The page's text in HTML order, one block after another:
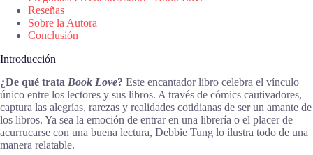
Reseñas
Sobre la Autora
Conclusión
Introducción
¿De qué trata Book Love? Este encantador libro celebra el vínculo
único entre los lectores y sus libros. A través de cómics cautivadores,
captura las alegrías, rarezas y realidades cotidianas de ser un amante de
los libros. Ya sea la emoción de entrar en una librería o el placer de
acurrucarse con una buena lectura, Debbie Tung lo ilustra todo de una
manera relatable.